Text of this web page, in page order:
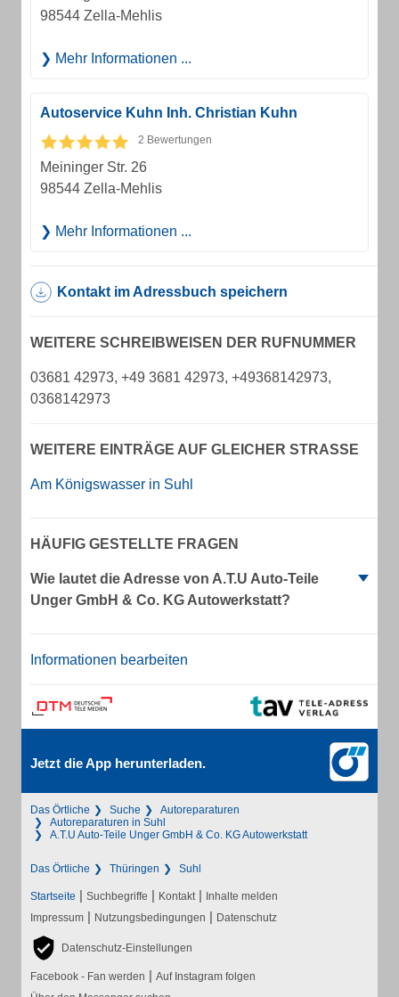
98544 Zella-Mehlis
Mehr Informationen ...
Autoservice Kuhn Inh. Christian Kuhn
2 Bewertungen
Meininger Str. 26
98544 Zella-Mehlis
Mehr Informationen ...
Kontakt im Adressbuch speichern
WEITERE SCHREIBWEISEN DER RUFNUMMER
03681 42973, +49 3681 42973, +49368142973,
0368142973
WEITERE EINTRÄGE AUF GLEICHER STRASSE
Am Königswasser in Suhl
HÄUFIG GESTELLTE FRAGEN
Wie lautet die Adresse von A.T.U Auto-Teile
Unger GmbH & Co. KG Autowerkstatt?
Informationen bearbeiten
Jetzt die App herunterladen.
Das Örtliche Suche
Autoreparaturen
Autoreparaturen in Suhl
A.T.U Auto-Teile Unger GmbH & Co. KG Autowerkstatt
Das Örtliche Thüringen Suhl
Startseite | Suchbegriffe | Kontakt | Inhalte melden
Impressum | Nutzungsbedingungen | Datenschutz
Datenschutz-Einstellungen
Facebook - Fan werden | Auf Instagram folgen